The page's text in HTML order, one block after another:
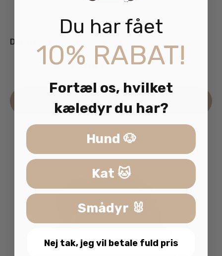
Dekal Hvid Schæferhund 2stk
35.00 kr.
Læs mere
Du har fået
10% RABAT!
Fortæl os, hvilket
kæledyr du har?
Hund 🐶
Kat 🐱
Smådyr 🐰
Nej tak, jeg vil betale fuld pris